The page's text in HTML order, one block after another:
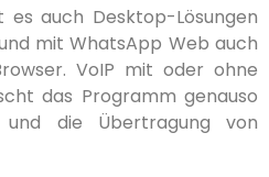
es auch Desktop-Lösungen
mit WhatsApp Web auch
VoIP mit oder ohne
das Programm genauso
und die Übertragung von